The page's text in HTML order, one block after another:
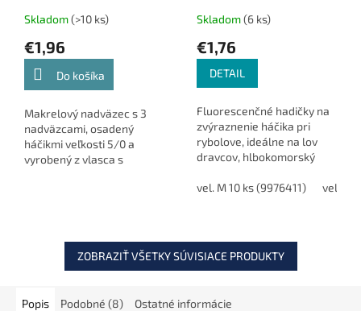
Skladom(>10 ks)
€1,96
Do košíka
Makrelový nadväzec s 3
nadväzcami, osadený
háčikmi veľkosti 5/0 a
vyrobený z vlasca s
Skladom(6 ks)
€1,76
DETAIL
Fluorescenčné hadičky na
zvýraznenie háčika pri
rybolove, ideálne na lov
dravcov, hlbokomorský
Balenie obsahuje 10 ks
vel. M 10 ks (9976411) vel. L 8
ZOBRAZIŤ VŠETKY SÚVISIACE PRODUKTY
Popis Podobné (8) Ostatné informácie